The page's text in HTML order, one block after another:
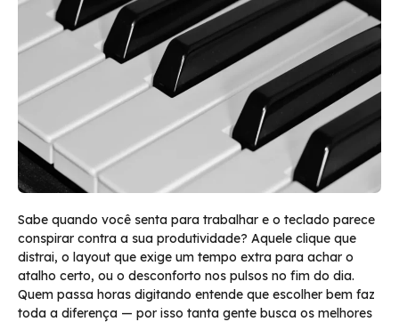
Sabe quando você senta para trabalhar e o teclado parece
conspirar contra a sua produtividade? Aquele clique que
distrai, o layout que exige um tempo extra para achar o
atalho certo, ou o desconforto nos pulsos no fim do dia.
Quem passa horas digitando entende que escolher bem faz
toda a diferença — por isso tanta gente busca os melhores